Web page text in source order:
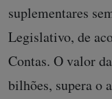
suplementares
Legislativo, de
Contas. O valor
bilhões, supera o